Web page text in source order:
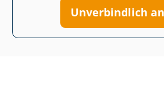
Unverbindlich